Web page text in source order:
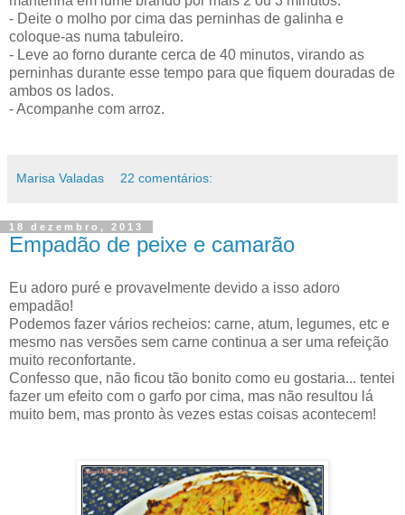
- Deite o molho por cima das perninhas de galinha e
coloque-as numa tabuleiro.
- Leve ao forno durante cerca de 40 minutos, virando as
perninhas durante esse tempo para que fiquem douradas de
ambos os lados.
- Acompanhe com arroz.
Marisa Valadas 22 comentários:
18 dezembro, 2013
Empadão de peixe e camarão
Eu adoro puré e provavelmente devido a isso adoro
empadão!
Podemos fazer vários recheios: carne, atum, legumes, etc e
mesmo nas versões sem carne continua a ser uma refeição
muito reconfortante.
Confesso que, não ficou tão bonito como eu gostaria... tentei
fazer um efeito com o garfo por cima, mas não resultou lá
muito bem, mas pronto às vezes estas coisas acontecem!